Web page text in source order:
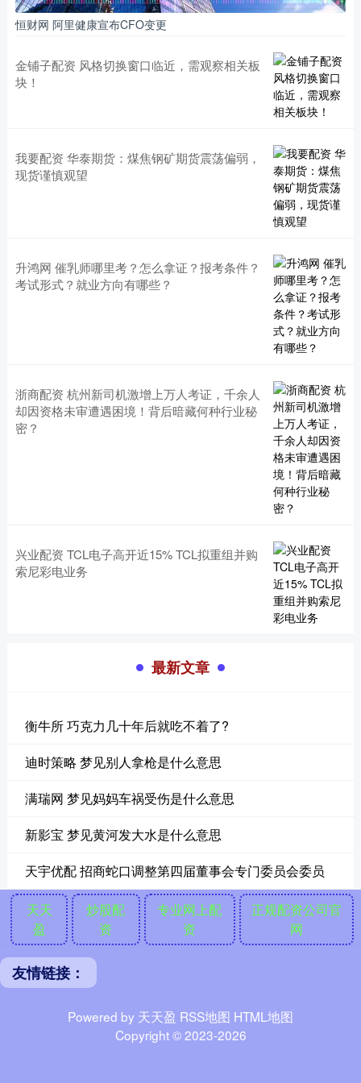
恒财网 阿里健康宣布CFO变更
金铺子配资 风格切换窗口临近，需观察相关板
块！
我要配资 华泰期货：煤焦钢矿期货震荡偏弱，
现货谨慎观望
升鸿网 催乳师哪里考？怎么拿证？报考条件？
考试形式？就业方向有哪些？
浙商配资 杭州新司机激增上万人考证，千余人
却因资格未审遭遇困境！背后暗藏何种行业秘
密？
兴业配资 TCL电子高开近15% TCL拟重组并购
索尼彩电业务
最新文章
衡牛所 巧克力几十年后就吃不着了?
迪时策略 梦见别人拿枪是什么意思
满瑞网 梦见妈妈车祸受伤是什么意思
新影宝 梦见黄河发大水是什么意思
天宇优配 招商蛇口调整第四届董事会专门委员会委员
天天
盈
炒股配
资
专业网上配
资
正规配资公司官
网
友情链接：
Powered by 天天盈 RSS地图 HTML地图
Copyright© 2023-2026